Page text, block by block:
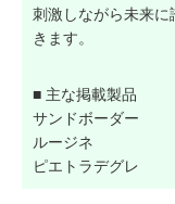
刺激しながら未来に
きます。
■ 主な掲載製品
サンドボーダー
ルージネ
ピエトラデグレ